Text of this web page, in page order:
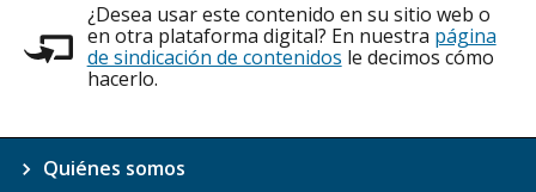
¿Desea usar este contenido en su sitio web o
en otra plataforma digital? En nuestra página
de sindicación de contenidos le decimos cómo
hacerlo.
Quiénes somos